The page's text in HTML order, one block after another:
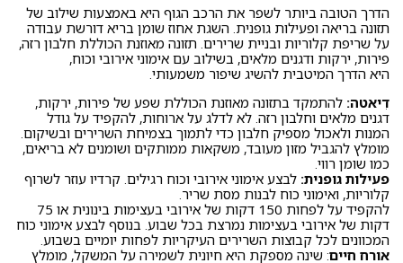
הדרך הטובה ביותר לשפר את הרכב הגוף היא באמצעות שילוב של
תזונה בריאה ופעילות גופנית. השגת אחוז שומן בריא דורשת עבודה
על שריפת קלוריות ובניית שרירים. תזונה מאוזנת הכוללת חלבון רזה,
פירות, ירקות ודגנים מלאים, בשילוב עם אימוני אירובי וכוח,
היא הדרך המיטבית להשיג שיפור משמעותי.
דִיאטה: להתמקד בתזונה מאוזנת הכוללת שפע של פירות, ירקות,
דגנים מלאים וחלבון רזה. לא לדלג על ארוחות, להקפיד על גודל
המנות ולאכול מספיק חלבון כדי לתמוך בצמיחת השרירים ובשיקום.
מומלץ להגביל מזון מעובד, משקאות ממותקים ושומנים לא בריאים,
כמו שומן רווי.
פעילות גופנית: לבצע אימוני אירובי וכוח רגילים. קרדיו עוזר לשרוף
קלוריות, ואימוני כוח לבנות מסת שריר.
להקפיד על לפחות 150 דקות של אירובי בעצימות בינונית או 75
דקות של אירובי בעצימות נמרצת בכל שבוע. בנוסף לבצע אימוני כוח
המכוונים לכל קבוצות השרירים העיקריות לפחות יומיים בשבוע.
אורח חיים: שינה מספקת היא חיונית לשמירה על המשקל, מומלץ